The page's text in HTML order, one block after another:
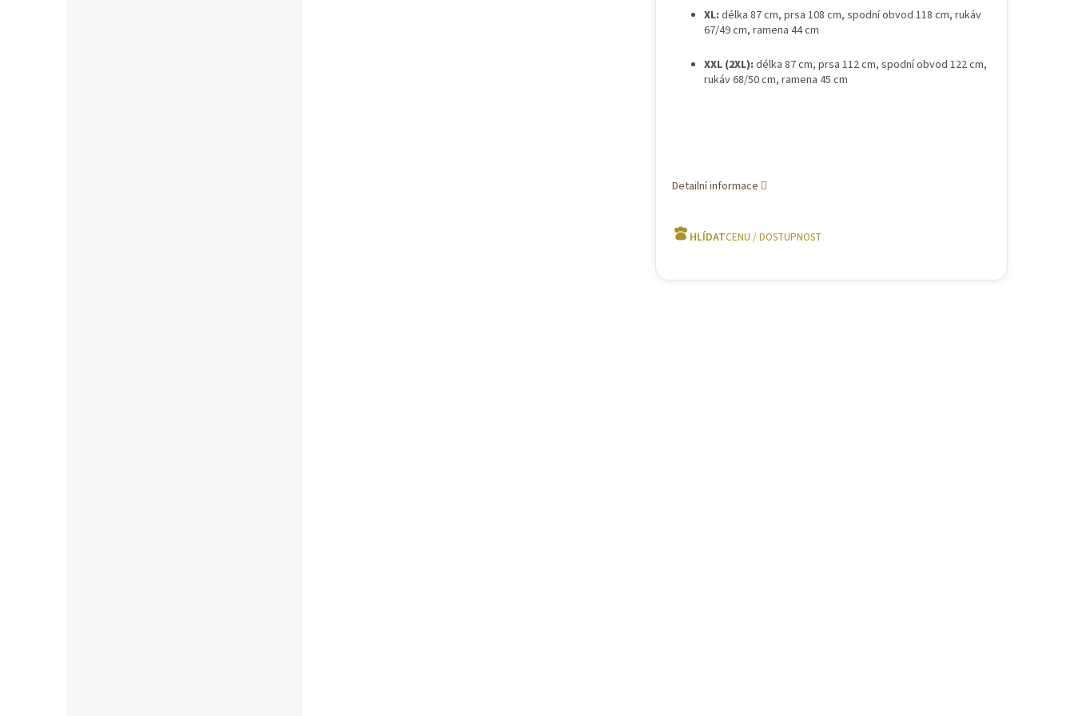
XL: délka 87 cm, prsa 108 cm, spodní obvod 118 cm, rukáv
67/49 cm, ramena 44 cm
XXL (2XL): délka 87 cm, prsa 112 cm, spodní obvod 122 cm,
rukáv 68/50 cm, ramena 45 cm
Detailní informace
HLÍDAT